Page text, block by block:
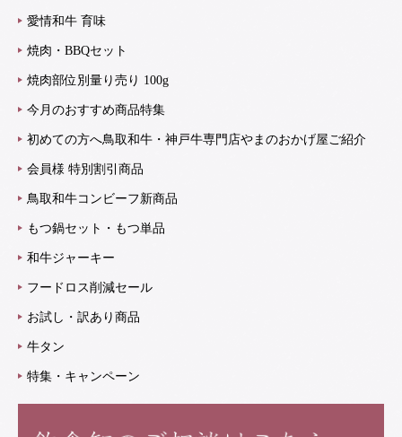
愛情和牛 育味
焼肉・BBQセット
焼肉部位別量り売り 100g
今月のおすすめ商品特集
初めての方へ鳥取和牛・神戸牛専門店やまのおかげ屋ご紹介
会員様 特別割引商品
鳥取和牛コンビーフ新商品
もつ鍋セット・もつ単品
和牛ジャーキー
フードロス削減セール
お試し・訳あり商品
牛タン
特集・キャンペーン